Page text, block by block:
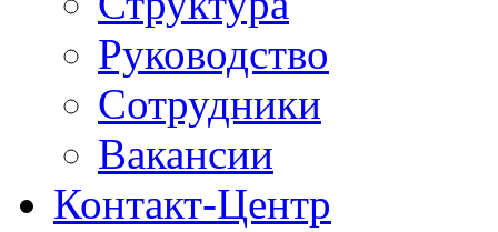
Руководство
Сотрудники
Вакансии
Контакт-Центр